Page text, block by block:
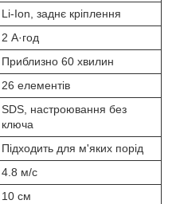
Li-Ion, заднє кріплення
2 А·год
Приблизно 60 хвилин
26 елементів
SDS, настроювання без
ключа
Підходить для м'яких порід
4.8 м/с
10 см